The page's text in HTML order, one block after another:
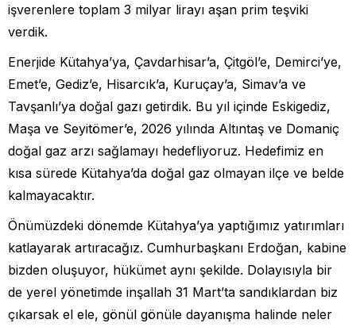
işverenlere toplam 3 milyar lirayı aşan prim teşviki
verdik.
Enerjide Kütahya’ya, Çavdarhisar’a, Çitgöl’e, Demirci’ye,
Emet’e, Gediz’e, Hisarcık’a, Kuruçay’a, Simav’a ve
Tavşanlı’ya doğal gazı getirdik. Bu yıl içinde Eskigediz,
Maşa ve Seyitömer’e, 2026 yılında Altıntaş ve Domaniç
doğal gaz arzı sağlamayı hedefliyoruz. Hedefimiz en
kısa sürede Kütahya’da doğal gaz olmayan ilçe ve belde
kalmayacaktır.
Önümüzdeki dönemde Kütahya’ya yaptığımız yatırımları
katlayarak artıracağız. Cumhurbaşkanı Erdoğan, kabine
bizden oluşuyor, hükümet aynı şekilde. Dolayısıyla bir
de yerel yönetimde inşallah 31 Mart’ta sandıklardan biz
çıkarsak el ele, gönül gönüle dayanışma halinde neler